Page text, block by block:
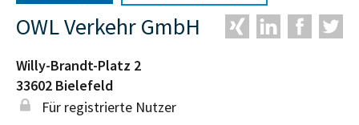
OWL Verkehr GmbH
Willy-Brandt-Platz 2
33602 Bielefeld
Für registrierte Nutzer